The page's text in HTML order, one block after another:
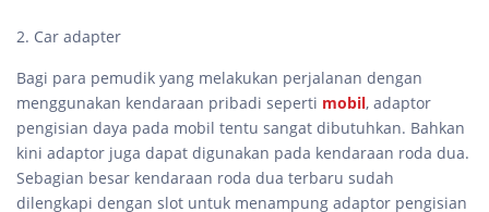
2. Car adapter
Bagi para pemudik yang melakukan perjalanan dengan
menggunakan kendaraan pribadi seperti mobil, adaptor
pengisian daya pada mobil tentu sangat dibutuhkan. Bahkan
kini adaptor juga dapat digunakan pada kendaraan roda dua.
Sebagian besar kendaraan roda dua terbaru sudah
dilengkapi dengan slot untuk menampung adaptor pengisian